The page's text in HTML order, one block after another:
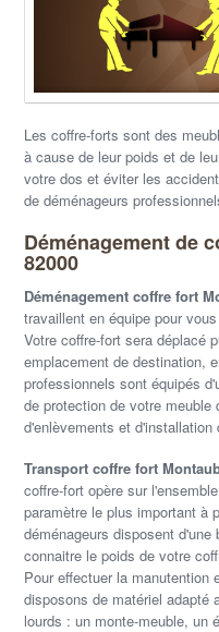
Les coffre-forts sont des
à cause de leur poids et de
votre dos et éviter les
de déménageurs
Déménagement de
82000
Déménagement coffre fort
travaillent en équipe pour
Votre coffre-fort sera déplacé
emplacement de destination,
professionnels sont équipés
de protection de votre
d'enlèvements et d'installation
Transport coffre fort
coffre-fort opère sur
paramètre le plus important à
déménageurs disposent
connaitre le poids de votre
Pour effectuer la manutention
disposons de matériel adapté
lourds : un monte-meuble, un